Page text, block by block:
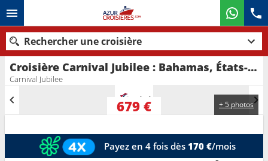
Croisière Carnival Jubilee : Bahamas, États-Unis au départ de Galveston
Carnival Jubilee
+ 5 photos
679 €
Payez en 4 fois dès 170 €/mois
Rechercher une croisière
Nos destinations
Rechercher